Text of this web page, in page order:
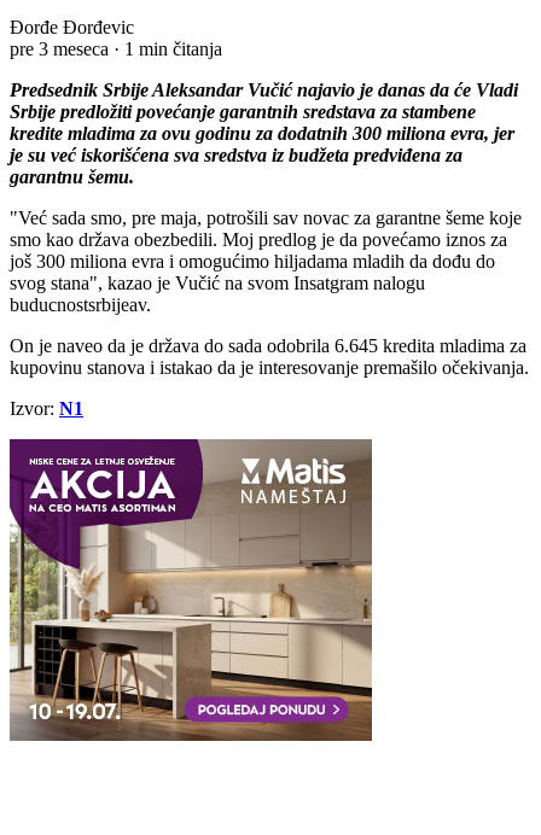
Đorđe Đorđevic
pre 3 meseca · 1 min čitanja
Predsednik Srbije Aleksandar Vučić najavio je danas da će Vladi
Srbije predložiti povećanje garantnih sredstava za stambene
kredite mladima za ovu godinu za dodatnih 300 miliona evra, jer
je su već iskorišćena sva sredstva iz budžeta predviđena za
garantnu šemu.
"Već sada smo, pre maja, potrošili sav novac za garantne šeme koje
smo kao država obezbedili. Moj predlog je da povećamo iznos za
još 300 miliona evra i omogućimo hiljadama mladih da dođu do
svog stana", kazao je Vučić na svom Insatgram nalogu
buducnostsrbijeav.
On je naveo da je država do sada odobrila 6.645 kredita mladima za
kupovinu stanova i istakao da je interesovanje premašilo očekivanja.
Izvor: N1